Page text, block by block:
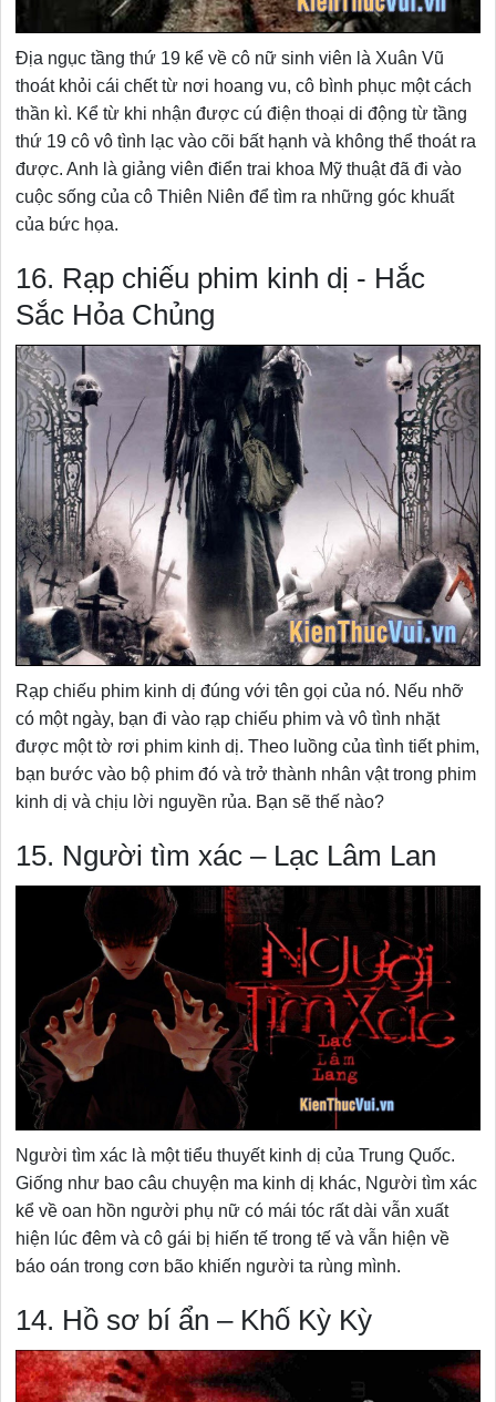
Địa ngục tầng thứ 19 kể về cô nữ sinh viên là Xuân Vũ
thoát khỏi cái chết từ nơi hoang vu, cô bình phục một cách
thần kì. Kể từ khi nhận được cú điện thoại di động từ tầng
thứ 19 cô vô tình lạc vào cõi bất hạnh và không thể thoát ra
được. Anh là giảng viên điển trai khoa Mỹ thuật đã đi vào
cuộc sống của cô Thiên Niên để tìm ra những góc khuất
của bức họa.
16. Rạp chiếu phim kinh dị - Hắc
Sắc Hỏa Chủng
Rạp chiếu phim kinh dị đúng với tên gọi của nó. Nếu nhỡ
có một ngày, bạn đi vào rạp chiếu phim và vô tình nhặt
được một tờ rơi phim kinh dị. Theo luồng của tình tiết phim,
bạn bước vào bộ phim đó và trở thành nhân vật trong phim
kinh dị và chịu lời nguyền rủa. Bạn sẽ thế nào?
15. Người tìm xác – Lạc Lâm Lan
Người tìm xác là một tiểu thuyết kinh dị của Trung Quốc.
Giống như bao câu chuyện ma kinh dị khác, Người tìm xác
kể về oan hồn người phụ nữ có mái tóc rất dài vẫn xuất
hiện lúc đêm và cô gái bị hiến tế trong tế và vẫn hiện về
báo oán trong cơn bão khiến người ta rùng mình.
14. Hồ sơ bí ẩn – Khố Kỳ Kỳ